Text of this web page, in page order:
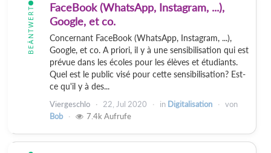
BEÄNTWERT
FaceBook (WhatsApp, Instagram, ...),
Google, et co.
Concernant FaceBook (WhatsApp, Instagram, ...),
Google, et co. A priori, il y à une sensibilisation qui est
prévue dans les écoles pour les élèves et étudiants.
Quel est le public visé pour cette sensibilisation? Est-
ce qu'il y à des...
Viergeschlo 22, Jul 2020 in Digitalisation
von
Bob
7.4k Aufrufe